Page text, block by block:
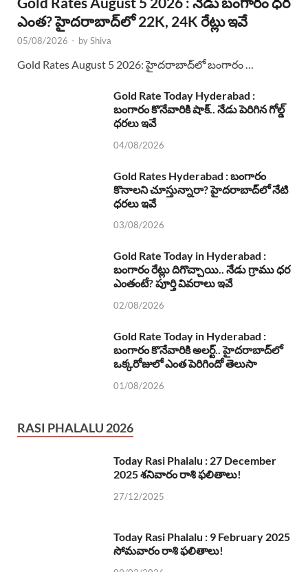
ఎంత? హైదరాబాద్‌లో 22K, 24K రేట్లు ఇవే
05/08/2026 - byShiva
Gold Rates August 5 2026: హైదరాబాద్‌లో బంగారం …
Gold Rate Today Hyderabad :
బంగారం కొనేవారికి షాక్.. నేడు పెరిగిన గోల్డ్
ధరలు ఇవే
04/08/2026
Gold Rates Hyderabad : బంగారం
కొనాలని చూస్తున్నారా? హైదరాబాద్‌లో నేటి
ధరలు ఇవే
03/08/2026
Gold Rate Today in Hyderabad :
బంగారం రేట్లు దిగొచ్చాయి.. నేడు గ్రాము ధర
ఎంతంటే? పూర్తి వివరాలు ఇవే
02/08/2026
Gold Rate Today in Hyderabad :
బంగారం కొనేవారికి అలర్ట్.. హైదరాబాద్‌లో
ఒక్కరోజులో ఎంత పెరిగిందో తెలుసా
01/08/2026
RASI PHALALU 2026
Today Rasi Phalalu : 27 December
2025 శనివారం రాశి ఫలితాలు!
27/12/2025
Today Rasi Phalalu : 9 February 2025
సోమవారం రాశి ఫలితాలు!